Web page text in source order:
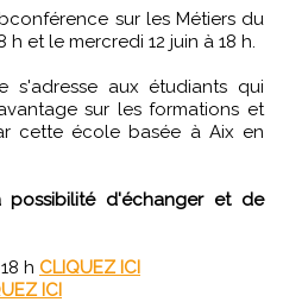
h et le mercredi 12 juin à 18 h.
s'adresse aux étudiants qui
sur les formations et
cette école basée à Aix en
possibilité d'échanger et de
h CLIQUEZ ICI
ICI